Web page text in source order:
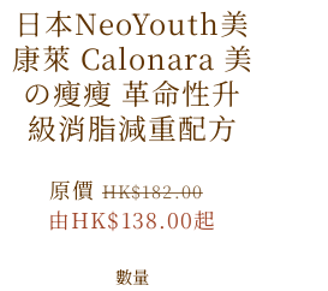
日本NeoYouth美
康萊 Calonara 美
の瘦瘦 革命性升
級消脂減重配方
原
價
原價 HK$182.00
由HK$138.00起
數量